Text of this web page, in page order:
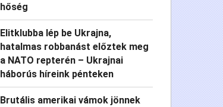
hőség
Elitklubba lép be Ukrajna,
hatalmas robbanást előztek meg
a NATO repterén – Ukrajnai
háborús híreink pénteken
Brutális amerikai vámok jönnek